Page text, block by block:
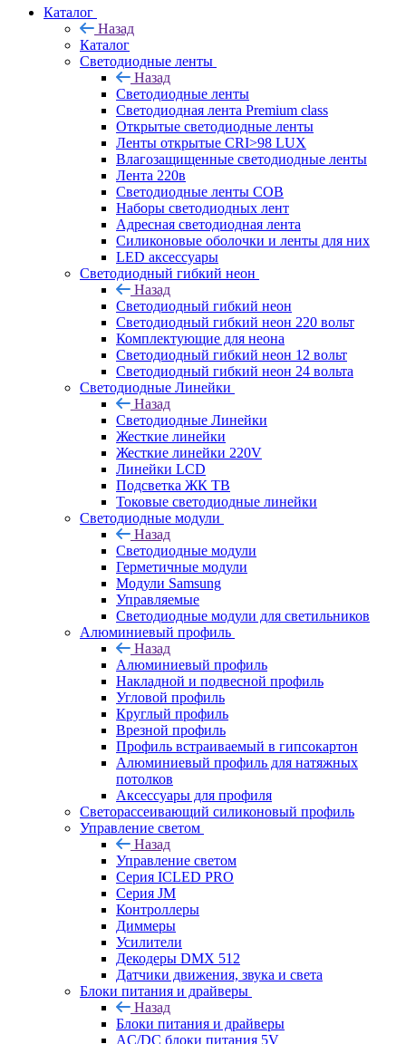
Каталог
Назад
Каталог
Светодиодные ленты
Назад
Светодиодные ленты
Светодиодная лента Premium class
Открытые светодиодные ленты
Ленты открытые CRI>98 LUX
Влагозащищенные светодиодные ленты
Лента 220в
Светодиодные ленты COB
Наборы светодиодных лент
Адресная светодиодная лента
Силиконовые оболочки и ленты для них
LED аксессуары
Светодиодный гибкий неон
Назад
Светодиодный гибкий неон
Светодиодный гибкий неон 220 вольт
Комплектующие для неона
Светодиодный гибкий неон 12 вольт
Светодиодный гибкий неон 24 вольта
Светодиодные Линейки
Назад
Светодиодные Линейки
Жесткие линейки
Жесткие линейки 220V
Линейки LCD
Подсветка ЖК ТВ
Токовые светодиодные линейки
Светодиодные модули
Назад
Светодиодные модули
Герметичные модули
Модули Samsung
Управляемые
Светодиодные модули для светильников
Алюминиевый профиль
Назад
Алюминиевый профиль
Накладной и подвесной профиль
Угловой профиль
Круглый профиль
Врезной профиль
Профиль встраиваемый в гипсокартон
Алюминиевый профиль для натяжных
потолков
Аксессуары для профиля
Светорассеивающий силиконовый профиль
Управление светом
Назад
Управление светом
Серия ICLED PRO
Серия JM
Контроллеры
Диммеры
Усилители
Декодеры DMX 512
Датчики движения, звука и света
Блоки питания и драйверы
Назад
Блоки питания и драйверы
AC/DC блоки питания 5V